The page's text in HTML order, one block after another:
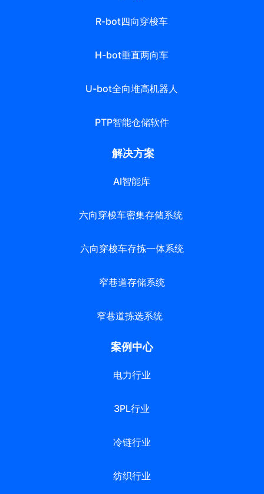
R-bot四向穿梭车
H-bot垂直两向车
U-bot全向堆高机器人
PTP智能仓储软件
解决方案
AI智能库
六向穿梭车密集存储系统
六向穿梭车存拣一体系统
窄巷道存储系统
窄巷道拣选系统
案例中心
电力行业
3PL行业
冷链行业
纺织行业